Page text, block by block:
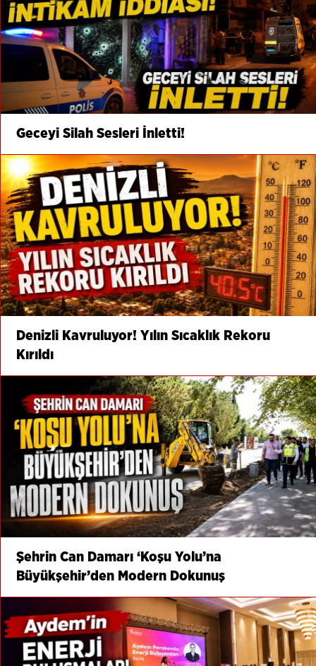
Geceyi Silah Sesleri İnletti!
Denizli Kavruluyor! Yılın Sıcaklık Rekoru
Kırıldı
Şehrin Can Damarı ‘Koşu Yolu’na
Büyükşehir’den Modern Dokunuş